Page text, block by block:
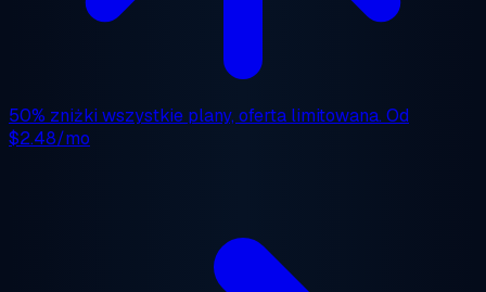
50% zniżki wszystkie plany, oferta limitowana. Od
$2.48/mo